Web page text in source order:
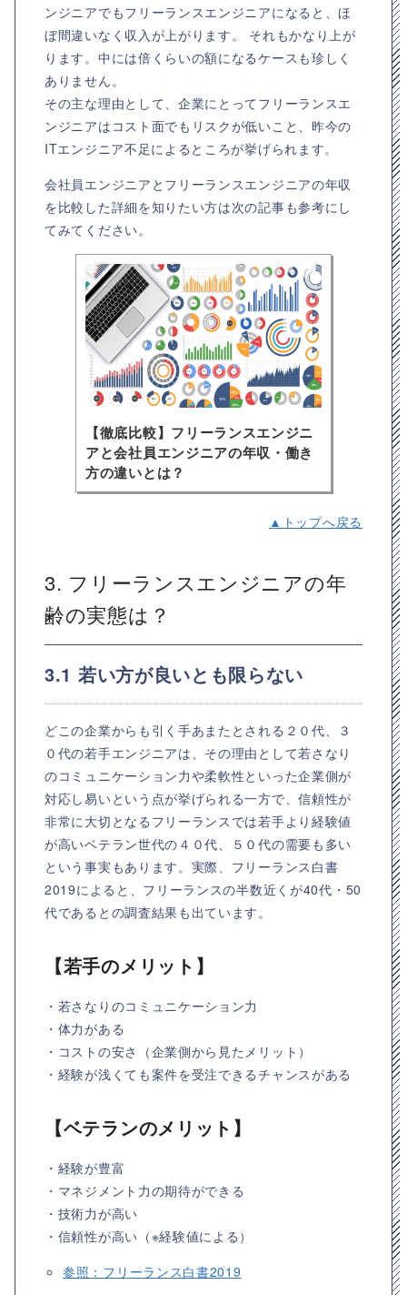
ンジニアでもフリーランスエンジニアになると、ほ
ぼ間違いなく収入が上がります。 それもかなり上が
ります。中には倍くらいの額になるケースも珍しく
ありません。
その主な理由として、企業にとってフリーランスエ
ンジニアはコスト面でもリスクが低いこと、昨今の
ITエンジニア不足によるところが挙げられます。
会社員エンジニアとフリーランスエンジニアの年収
を比較した詳細を知りたい方は次の記事も参考にし
てみてください。
【徹底比較】フリーランスエンジニ
アと会社員エンジニアの年収・働き
方の違いとは？
▲トップへ戻る
3. フリーランスエンジニアの年
齢の実態は？
3.1 若い方が良いとも限らない
どこの企業からも引く手あまたとされる２０代、３
０代の若手エンジニアは、その理由として若さなり
のコミュニケーション力や柔軟性といった企業側が
対応し易いという点が挙げられる一方で、信頼性が
非常に大切となるフリーランスでは若手より経験値
が高いベテラン世代の４０代、５０代の需要も多い
という事実もあります。実際、フリーランス白書
2019によると、フリーランスの半数近くが40代・50
代であるとの調査結果も出ています。
【若手のメリット】
・若さなりのコミュニケーション力
・体力がある
・コストの安さ（企業側から見たメリット）
・経験が浅くても案件を受注できるチャンスがある
【ベテランのメリット】
・経験が豊富
・マネジメント力の期待ができる
・技術力が高い
・信頼性が高い（※経験値による）
参照：フリーランス白書2019